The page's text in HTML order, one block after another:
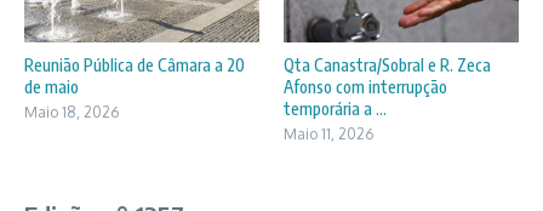
Reunião Pública de Câmara a 20
de maio
Maio 18, 2026
Qta Canastra/Sobral e R. Zeca
Afonso com interrupção
temporária a ...
Maio 11, 2026